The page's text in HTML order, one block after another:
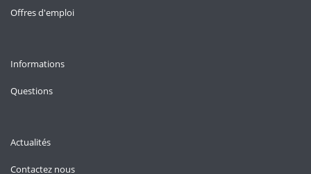
Offres d'emploi
Informations
Questions
Actualités
Contactez nous